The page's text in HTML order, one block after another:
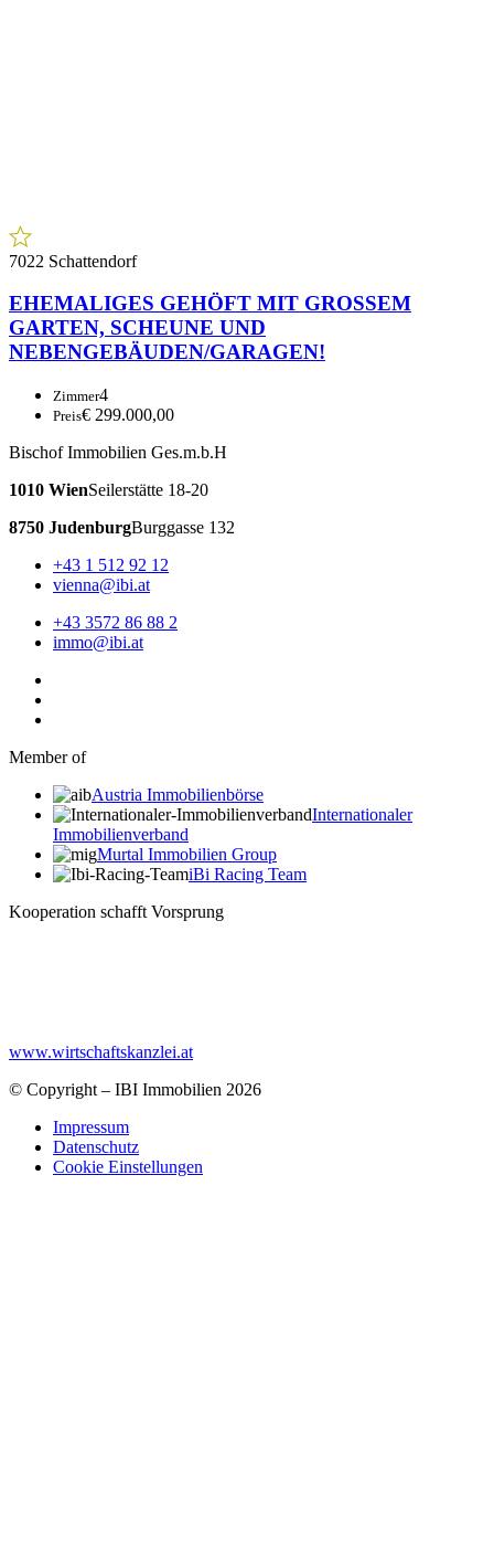
7022 Schattendorf
EHEMALIGES GEHÖFT MIT GROSSEM
GARTEN, SCHEUNE UND
NEBENGEBÄUDEN/GARAGEN!
Zimmer4
Preis€ 299.000,00
Bischof Immobilien Ges.m.b.H
1010 WienSeilerstätte 18-20
8750 JudenburgBurggasse 132
+43 1 512 92 12
vienna@ibi.at
+43 3572 86 88 2
immo@ibi.at
Member of
Austria Immobilienbörse
Internationaler
Immobilienverband
Murtal Immobilien Group
iBi Racing Team
Kooperation schafft Vorsprung
www.wirtschaftskanzlei.at
© Copyright – IBI Immobilien 2026
Impressum
Datenschutz
Cookie Einstellungen